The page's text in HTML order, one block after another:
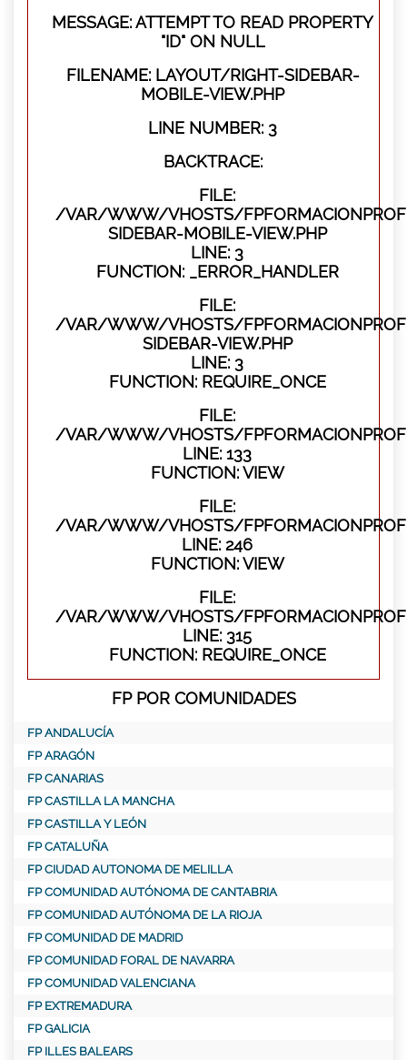
MESSAGE: ATTEMPT TO READ PROPERTY
"ID" ON NULL
FILENAME: LAYOUT/RIGHT-SIDEBAR-
MOBILE-VIEW.PHP
LINE NUMBER: 3
BACKTRACE:
FILE:
/VAR/WWW/VHOSTS/
SIDEBAR-MOBILE-VIEW.PHP
LINE: 3
FUNCTION: _ERROR_HANDLER
FILE:
/VAR/WWW/VHOSTS/
SIDEBAR-VIEW.PHP
LINE: 3
FUNCTION: REQUIRE_ONCE
FILE:
/VAR/WWW/VHOSTS/
LINE: 133
FUNCTION: VIEW
FILE:
/VAR/WWW/VHOSTS/
LINE: 246
FUNCTION: VIEW
FILE:
/VAR/WWW/VHOSTS/
LINE: 315
FUNCTION: REQUIRE_ONCE
FP POR COMUNIDADES
FP ANDALUCÍA
FP ARAGÓN
FP CANARIAS
FP CASTILLA LA MANCHA
FP CASTILLA Y LEÓN
FP CATALUÑA
FP CIUDAD AUTONOMA DE MELILLA
FP COMUNIDAD AUTÓNOMA DE CANTABRIA
FP COMUNIDAD AUTÓNOMA DE LA RIOJA
FP COMUNIDAD DE MADRID
FP COMUNIDAD FORAL DE NAVARRA
FP COMUNIDAD VALENCIANA
FP EXTREMADURA
FP GALICIA
FP ILLES BALEARS